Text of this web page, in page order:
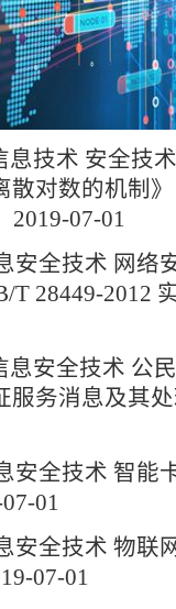
息技术 安全技
散对数的机制
2019-07-01
安全技术 网络
T 28449-2012
息安全技术 公
服务消息及其
安全技术 智能
01
安全技术 物联
07-01